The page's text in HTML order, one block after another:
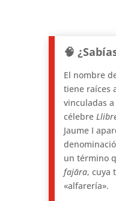
🧠
El nombre
tiene raíces
vinculadas
célebre
Jaume I
un término
fajāra, cuya
«alfarería».